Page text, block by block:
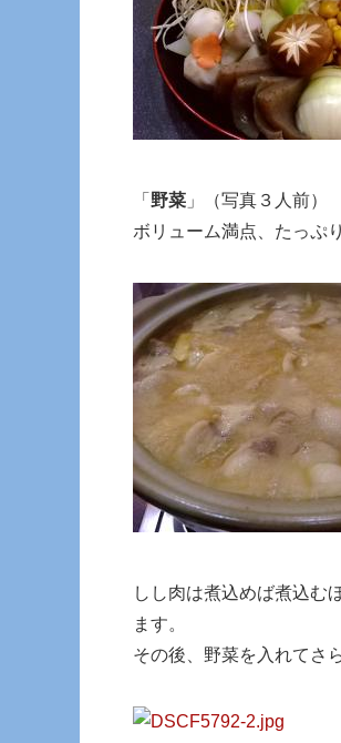
「 野菜 」（写真３人前）
ボリューム満点、たっぷ
しし肉は煮込めば煮込む
ます。
その後、野菜を入れてさ